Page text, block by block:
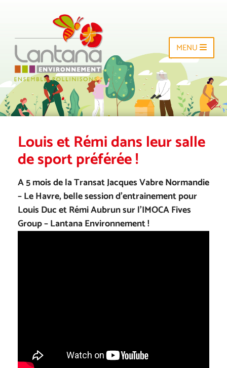
MENU
Louis et Rémi dans leur salle
de sport préférée !
A 5 mois de la Transat Jacques Vabre Normandie
– Le Havre, belle session d’entrainement pour
Louis Duc et Rémi Aubrun sur l’IMOCA Fives
Group – Lantana Environnement !